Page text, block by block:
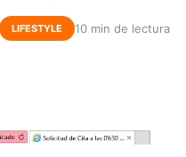
LIFESTYLE 10 min de lectura